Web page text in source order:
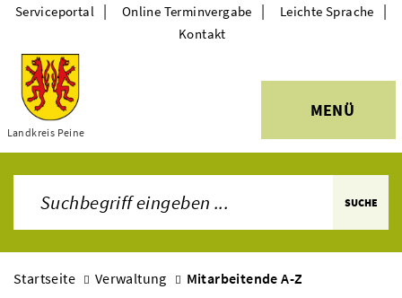
Themen
Landkreis Peine
MENÜ
Serviceportal | Online Terminvergabe | Leichte Sprache |
Kontakt
SUCHE
Startseite Verwaltung Mitarbeitende A-Z